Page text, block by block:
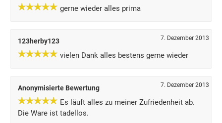
gerne wieder alles prima
123herby123 7. Dezember 2013
vielen Dank alles bestens gerne wieder
Anonymisierte Bewertung 7. Dezember 2013
Es läuft alles zu meiner Zufriedenheit ab.
Die Ware ist tadellos.